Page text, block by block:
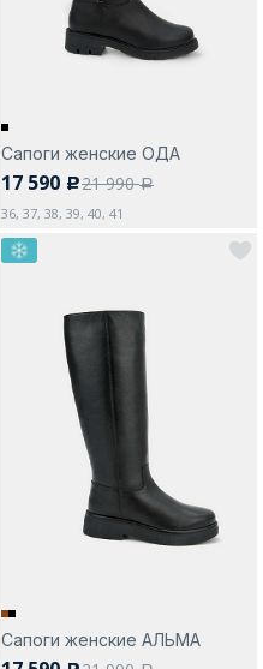
Сапоги женские ОДА
17 590 c21 990a
36, 37, 38, 39, 40, 41
Сапоги женские АЛЬМА